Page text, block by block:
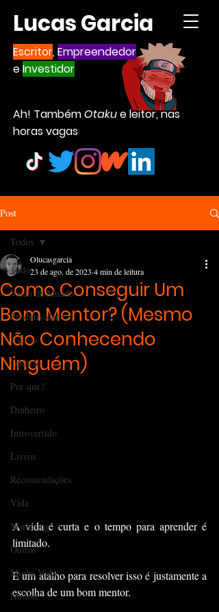
Lucas Garcia
Escritor,Empreendedor
eInvestidor
Ah! TambémOtakue leitor, nas
horas vagas
Post
Todos
Visão de Mundo
Produtividade
Escrita
Opinião
Por que?
Dinheiro
Introvertido
Livros
Recomendações
Vida
Marketing
Outros
Minha Vida
Notion
Todos
Como Conseguir Um
Bom Mentor? (Mesmo
Não Conhecendo
Ninguém)
Olucasgarcia
23 de ago. de 2023 4 min de leitura
A vida é curta e o tempo para aprender é
limitado.
E um atalho para resolver isso é justamente a
escolha de um bom mentor.